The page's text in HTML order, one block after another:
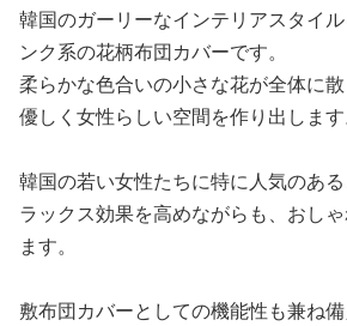
韓国のガーリーなインテリアスタイ
ンク系の花柄布団カバーです。
柔らかな色合いの小さな花が全体に
優しく女性らしい空間を作り出します
韓国の若い女性たちに特に人気のあ
ラックス効果を高めながらも、おし
ます。
敷布団カバーとしての機能性も兼ね